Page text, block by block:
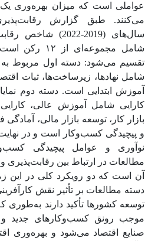
عواملی است که میزان بهره‌وری
می‌کنند. طبق گزارش
سال‌های (2019-2022)
شامل
تقسیم می‌شود: دسته اول مربوط
شامل نهادها، زیرساخت‌ها، ثبات
آموزش ابتدایی است. دسته دوم
کارایی شامل آموزش عالی، کارایی
بازار کار، توسعه بازار مالی، آمادگی
و پیچیدگی کسب‌وکار است و در
نوآوری و عوامل پیچیدگی
مطالعات در ارتباط بین رقابت‌پذیری و
آن است که دو رویکرد کلی در این
دسته مطالعات بر تأثیر نقش
توسعه کشورها تأکید دارند به‌طوری
موجب رونق کسب‌وکارهای جدید و
صنایع اقتصاد می‌شود و بهره‌وری